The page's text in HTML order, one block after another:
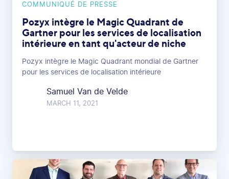
COMMUNIQUÉ DE PRESSE
Pozyx intègre le Magic Quadrant de
Gartner pour les services de localisation
intérieure en tant qu'acteur de niche
Pozyx intègre le Magic Quadrant mondial de Gartner
pour les services de localisation intérieure
Samuel Van de Velde
MARCH 11, 2021